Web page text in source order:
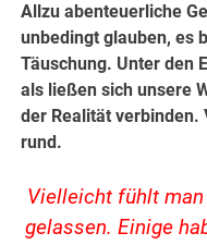
Allzu abenteuerliche
unbedingt glauben, es
Täuschung. Unter den
als ließen sich unsere
der Realität verbinden.
rund.
Vielleicht fühlt
gelassen. Einige